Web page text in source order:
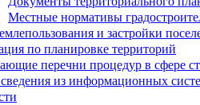
Местные нормативы
и застройки
по планировке территорий
перечни процедур в сфере
из информационных